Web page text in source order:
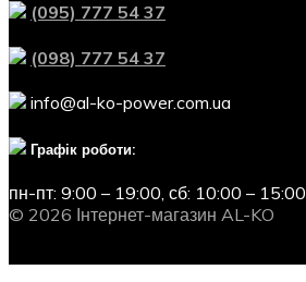
(095) 777 54 37
(098) 777 54 37
info@al-ko-power.com.ua
Графік роботи:
пн-пт: 9:00 – 19:00, сб: 10:00 – 15:00
© 2026 Інтернет-магазин AL-KO